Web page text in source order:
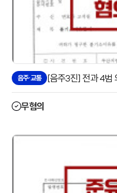
음주·교통
무혐의